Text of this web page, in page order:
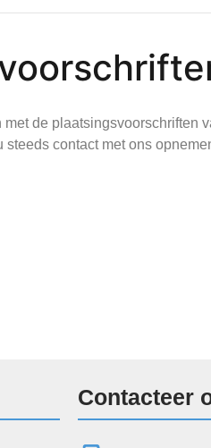
de
contact met ons
Contacteer